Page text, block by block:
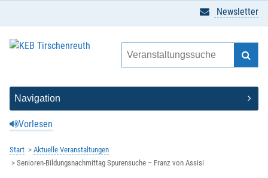
Vorlesen
Newsletter
Start
Aktuelle Veranstaltungen
Senioren-Bildungsnachmittag Spurensuche – Franz von Assisi